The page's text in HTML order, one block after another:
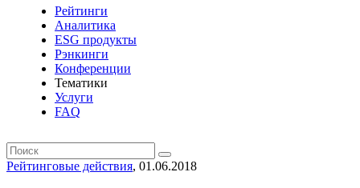
Рейтинги
Аналитика
ESG продукты
Рэнкинги
Конференции
Тематики
Услуги
FAQ
Рейтинговые действия, 01.06.2018